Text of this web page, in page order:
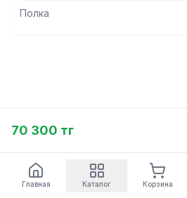
Полка
70 300 тг
Главная Каталог Корзина